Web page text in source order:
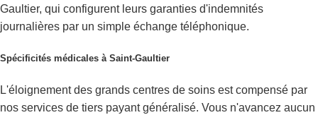
Gaultier, qui configurent leurs garanties d'indemnités
journalières par un simple échange téléphonique.
Spécificités médicales à Saint-Gaultier
L'éloignement des grands centres de soins est compensé par
nos services de tiers payant généralisé. Vous n'avancez aucun